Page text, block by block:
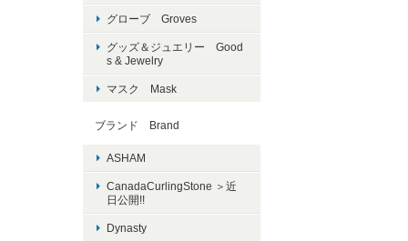
グローブ Groves
グッズ＆ジュエリー Good
s & Jewelry
マスク Mask
ブランド Brand
ASHAM
CanadaCurlingStone ＞近
日公開!!
Dynasty